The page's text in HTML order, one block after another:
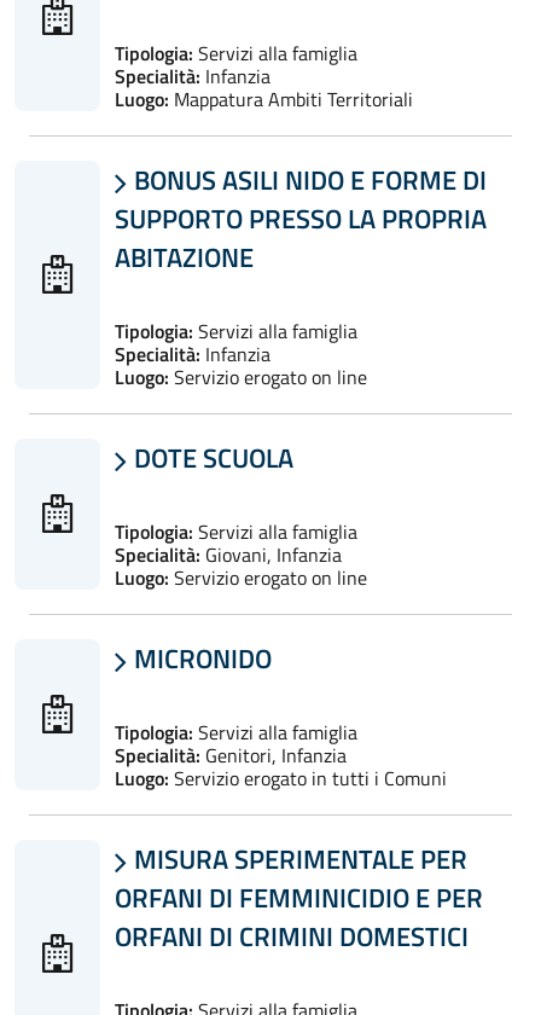
Tipologia: Servizi alla famiglia
Specialità: Infanzia
Luogo: Mappatura Ambiti Territoriali
 BONUS ASILI NIDO E FORME DI
SUPPORTO PRESSO LA PROPRIA
ABITAZIONE
Tipologia: Servizi alla famiglia
Specialità: Infanzia
Luogo: Servizio erogato on line
 DOTE SCUOLA
Tipologia: Servizi alla famiglia
Specialità: Giovani, Infanzia
Luogo: Servizio erogato on line
 MICRONIDO
Tipologia: Servizi alla famiglia
Specialità: Genitori, Infanzia
Luogo: Servizio erogato in tutti i Comuni
 MISURA SPERIMENTALE PER
ORFANI DI FEMMINICIDIO E PER
ORFANI DI CRIMINI DOMESTICI